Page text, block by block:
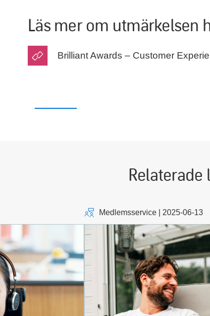
Läs mer om utmärkelsen
Brilliant Awards – Customer
Relaterade
Medlemsservice | 2025-06-13